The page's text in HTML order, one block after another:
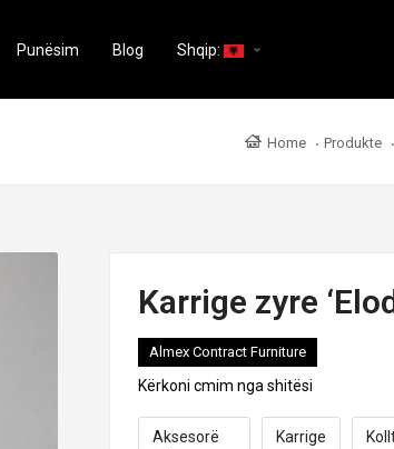
Punësim Blog Shqip: arrow_drop_down
Home Produkte
Karrige zyre
Almex Contract Furniture
Kërkoni cmim nga shitësi
Aksesorë
Karrige